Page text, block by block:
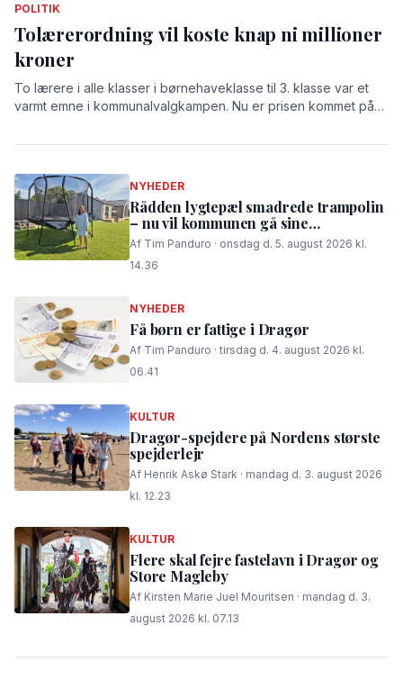
POLITIK
Tolærerordning vil koste knap ni millioner
kroner
To lærere i alle klasser i børnehaveklasse til 3. klasse var et
varmt emne i kommunalvalgkampen. Nu er prisen kommet på
NYHEDER
Rådden lygtepæl smadrede trampolin
– nu vil kommunen gå sine
procedurer efter
Af Tim Panduro · onsdag d. 5. august 2026 kl.
14.36
NYHEDER
Få børn er fattige i Dragør
Af Tim Panduro · tirsdag d. 4. august 2026 kl.
06.41
KULTUR
Dragør-spejdere på Nordens største
spejderlejr
Af Henrik Askø Stark · mandag d. 3. august 2026
kl. 12.23
KULTUR
Flere skal fejre fastelavn i Dragør og
Store Magleby
Af Kirsten Marie Juel Mouritsen · mandag d. 3.
august 2026 kl. 07.13